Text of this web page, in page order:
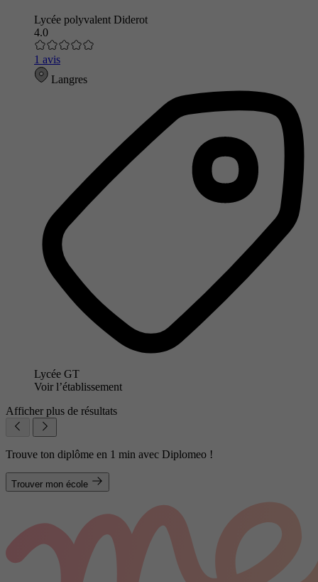
Lycée polyvalent Diderot
4.0
1 avis
Langres
Lycée GT
Voir l’établissement
Afficher plus de résultats
Trouve ton diplôme en 1 min avec Diplomeo !
Trouver mon école